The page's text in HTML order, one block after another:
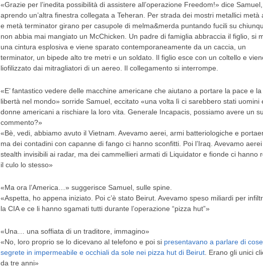
«Grazie per l’inedita possibilità di assistere all’operazione Freedom!» dice Samuel,
aprendo un’altra finestra collegata a Teheran. Per strada dei mostri metallici metà
e metà terminator girano per casupole di melma&merda puntando fucili su
non abbia mai mangiato un McChicken. Un padre di famiglia abbraccia il figlio, si
una cintura esplosiva e viene sparato contemporaneamente da un caccia, un
terminator, un bipede alto tre metri e un soldato. Il figlio esce con un coltello e
liofilizzato dai mitragliatori di un aereo. Il collegamento si interrompe.
«E’ fantastico vedere delle macchine americane che aiutano a portare la pace e la
libertà nel mondo» sorride Samuel, eccitato «una volta lì ci sarebbero stati uomini
donne americani a rischiare la loro vita. Generale Incapacis, possiamo avere un
commento?»
«Bè, vedi, abbiamo avuto il Vietnam. Avevamo aerei, armi batteriologiche e
ma dei contadini con capanne di fango ci hanno sconfitti. Poi l’Iraq. Avevamo aerei
stealth invisibili ai radar, ma dei cammellieri armati di Liquidator e fionde ci hanno
il culo lo stesso»
«Ma ora l’America…» suggerisce Samuel, sulle spine.
«Aspetta, ho appena iniziato. Poi c’è stato Beirut. Avevamo speso miliardi per
la CIA e ce li hanno sgamati tutti durante l’operazione “pizza hut”»
«Una… una soffiata di un traditore, immagino»
«No, loro proprio se lo dicevano al telefono e poi si presentavano a parlare di cose
segrete in impermeabile e occhiali da sole nei pizza hut di Beirut . Erano gli unici
da tre anni»